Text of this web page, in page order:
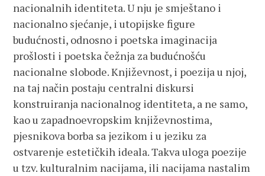
nacionalnih identiteta. U nju je smještano i
nacionalno sjećanje, i utopijske figure
budućnosti, odnosno i poetska imaginacija
prošlosti i poetska čežnja za budućnošću
nacionalne slobode. Književnost, i poezija u njoj,
na taj način postaju centralni diskursi
konstruiranja nacionalnog identiteta, a ne samo,
kao u zapadnoevropskim književnostima,
pjesnikova borba sa jezikom i u jeziku za
ostvarenje estetičkih ideala. Takva uloga poezije
u tzv. kulturalnim nacijama, ili nacijama nastalim